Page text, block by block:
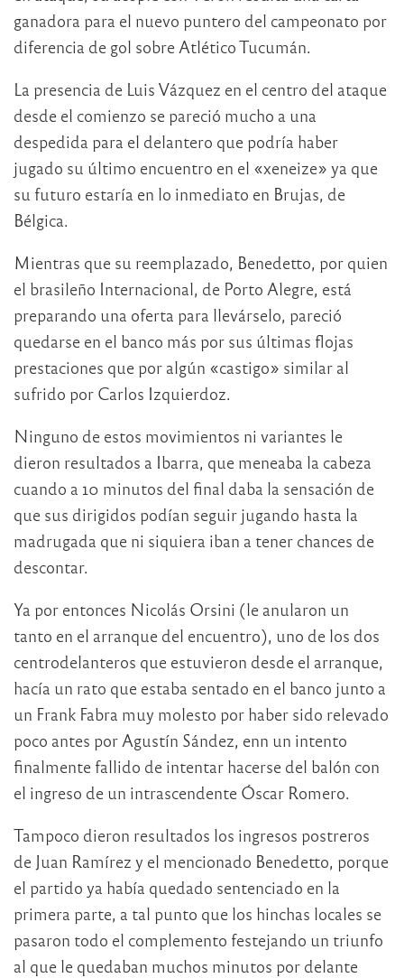
ganadora para el nuevo puntero del campeonato por
diferencia de gol sobre Atlético Tucumán.
La presencia de Luis Vázquez en el centro del ataque
desde el comienzo se pareció mucho a una
despedida para el delantero que podría haber
jugado su último encuentro en el «xeneize» ya que
su futuro estaría en lo inmediato en Brujas, de
Bélgica.
Mientras que su reemplazado, Benedetto, por quien
el brasileño Internacional, de Porto Alegre, está
preparando una oferta para llevárselo, pareció
quedarse en el banco más por sus últimas flojas
prestaciones que por algún «castigo» similar al
sufrido por Carlos Izquierdoz.
Ninguno de estos movimientos ni variantes le
dieron resultados a Ibarra, que meneaba la cabeza
cuando a 10 minutos del final daba la sensación de
que sus dirigidos podían seguir jugando hasta la
madrugada que ni siquiera iban a tener chances de
descontar.
Ya por entonces Nicolás Orsini (le anularon un
tanto en el arranque del encuentro), uno de los dos
centrodelanteros que estuvieron desde el arranque,
hacía un rato que estaba sentado en el banco junto a
un Frank Fabra muy molesto por haber sido relevado
poco antes por Agustín Sández, enn un intento
finalmente fallido de intentar hacerse del balón con
el ingreso de un intrascendente Óscar Romero.
Tampoco dieron resultados los ingresos postreros
de Juan Ramírez y el mencionado Benedetto, porque
el partido ya había quedado sentenciado en la
primera parte, a tal punto que los hinchas locales se
pasaron todo el complemento festejando un triunfo
al que le quedaban muchos minutos por delante